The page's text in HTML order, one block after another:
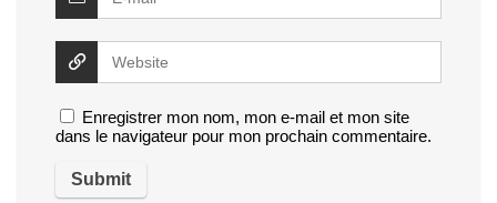
Enregistrer mon nom, mon e-mail et mon site
dans le navigateur pour mon prochain commentaire.